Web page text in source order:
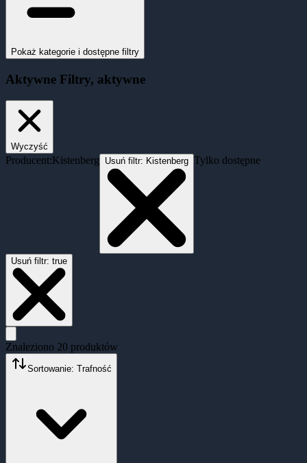
Pokaż kategorie i dostępne filtry
Aktywne Filtry, aktywne
Wyczyść
Producent:Kistenberg Usuń filtr: Kistenberg Tylko dostępne
Usuń filtr: true
Znaleziono 20 produktów
Sortowanie: Trafność